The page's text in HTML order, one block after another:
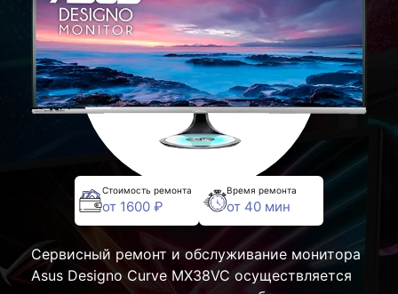
Стоимость ремонта
от 1600 ₽
Время ремонта
от 40 мин
Сервисный ремонт и обслуживание монитора
Asus Designo Curve MX38VC осуществляется